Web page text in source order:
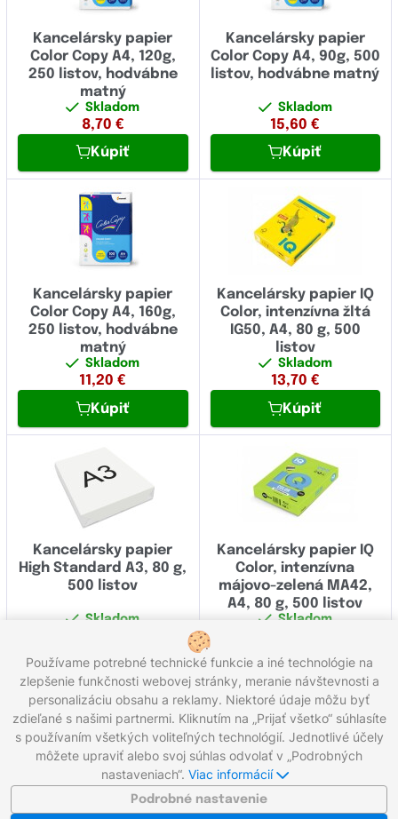
Kancelársky papier
Color Copy A4, 120g,
250 listov, hodvábne
matný
Skladom
8,70 €
Kúpiť
Kancelársky papier
Color Copy A4, 90g, 500
listov, hodvábne matný
Skladom
15,60 €
Kúpiť
Kancelársky papier
Color Copy A4, 160g,
250 listov, hodvábne
matný
Skladom
11,20 €
Kúpiť
Kancelársky papier IQ
Color, intenzívna žltá
IG50, A4, 80 g, 500
listov
Skladom
13,70 €
Kúpiť
Kancelársky papier
High Standard A3, 80 g,
500 listov
Skladom
Kúpiť
Kancelársky papier IQ
Color, intenzívna
májovo-zelená MA42,
A4, 80 g, 500 listov
Skladom
Kúpiť
Celkom 10 produktov
Zavolajte nám: 0221 000 012
Pracovné dni 8:00 - 16:30
Napíšte nám:info@gigaprint.sk©2026 gigaprint.sk
Používame potrebné technické funkcie a iné technológie na
zlepšenie funkčnosti webovej stránky, meranie návštevnosti a
personalizáciu obsahu a reklamy. Niektoré údaje môžu byť
zdieľané s našimi partnermi. Kliknutím na „Prijať všetko“ súhlasíte
s používaním všetkých voliteľných technológií. Jednotlivé účely
môžete upraviť alebo svoj súhlas odvolať v „Podrobných
nastaveniach“. Viac informácií
Podrobné nastavenie